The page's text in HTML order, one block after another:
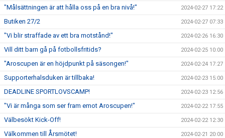
"Målsättningen är att hålla oss på en bra nivå!" 2024-02-27 17:22
Butiken 27/2 2024-02-27 07:33
"Vi blir straffade av ett bra motstånd!" 2024-02-26 16:30
Vill ditt barn gå på fotbollsfritids? 2024-02-25 10:00
"Aroscupen är en höjdpunkt på säsongen!" 2024-02-24 17:27
Supporterhalsduken är tillbaka! 2024-02-23 15:00
DEADLINE SPORTLOVSCAMP! 2024-02-23 12:56
"Vi är många som ser fram emot Aroscupen!" 2024-02-22 17:55
Välbesökt Kick-Off! 2024-02-22 12:30
Välkommen till Årsmötet! 2024-02-21 20:00